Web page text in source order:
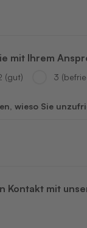
mit Ihrem
(gut) 3
wieso Sie
Kontakt mit